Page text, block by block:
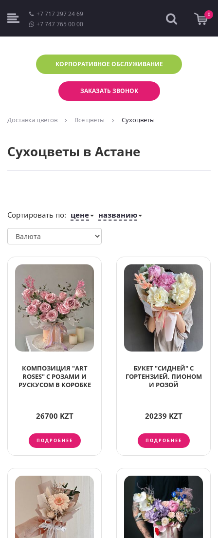
+7 717 297 24 69
+7 747 765 00 00
0
КОРПОРАТИВНОЕ ОБСЛУЖИВАНИЕ
ЗАКАЗАТЬ ЗВОНОК
Доставка цветов Все цветы Сухоцветы
Сухоцветы в Астане
Сортировать по: цене названию
КОМПОЗИЦИЯ "ART
ROSES" С РОЗАМИ И
РУСКУСОМ В КОРОБКЕ
26700 KZT
ПОДРОБНЕЕ
БУКЕТ "СИДНЕЙ" С
ГОРТЕНЗИЕЙ, ПИОНОМ
И РОЗОЙ
20239 KZT
ПОДРОБНЕЕ